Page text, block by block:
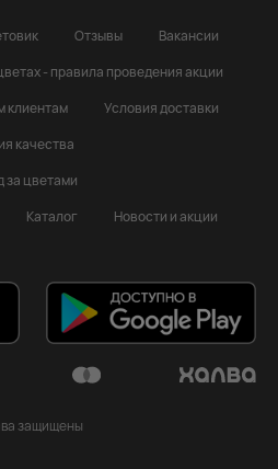
Отзывы
Вакансии
- правила проведения акции
клиентам
Условия доставки
качества
за цветами
Каталог Новости и акции
защищены